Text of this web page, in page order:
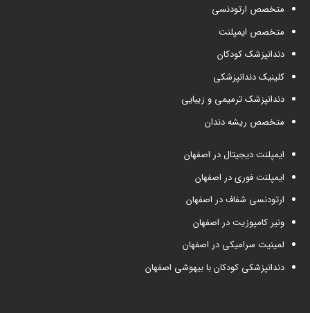
متخصص ارتودنسی
متخصص ایمپلنت
دندانپزشک کودکان
کلینیک دندانپزشکی
دندانپزشک ترمیمی و زیبایی
متخصص ریشه دندان
ایمپلنت دیجیتال در اصفهان
ایمپلنت فوری در اصفهان
ارتودنسی شفاف در اصفهان
ونیر کامپوزیت در اصفهان
لمینیت سرامیکی در اصفهان
دندانپزشکی کودکان با بیهوشی اصفهان